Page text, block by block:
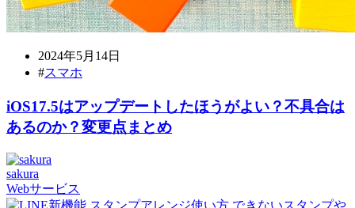
2024年5月14日
#スマホ
iOS17.5はアップデートしたほうがよい？不具合は
あるのか？変更点まとめ
sakura
Webサービス